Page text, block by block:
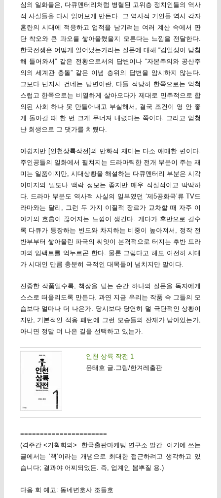
심의 일화들은, 다큐멘터리처럼 병렬된 고위층 정치인들의 역사
적 사실들을 다시 읽어보게 만든다. 그 역사적 거인들 역시 각자
혼란의 시대에 적응하고 업적을 남기려는 여러 계산 속에서 판
단 착오와 큰 과오를 쌓아올렸을지 모른다는 느낌을 전달한다.
한국전쟁은 어떻게 일어났는가라는 질문에 대해 “김일성이 남침
해 들어와서” 같은 전황으로서의 답변이나 “자본주의와 공산주
의의 세계관 충돌” 같은 이념 층위의 답변을 암시하지 않는다.
그보다 넌지시 건네는 답변이란, 다들 적당히 한쪽으로는 억척
스럽고 한쪽으로는 비열하게 살아오다가 제대로 민주적으로 합
의된 사회 하나 못 만들어내고 부실해서, 결국 조건이 영 안 좋
게 돌아갈 때 한 번 크게 무너져 내렸다는 쪽이다. 그리고 엄청
난 희생으로 그 댓가를 치뤘다.
아쉽지만 [인천상륙작전]의 만화적 재미는 다소 애매한 편이다.
주인공들의 일화에서 펼쳐지는 드라마틱한 전개 부분이 주는 재
미는 일품이지만, 시대상황을 해설하는 다큐멘터리 부분은 시각
이미지의 밀도나 맥락 정보는 좋지만 매우 직설적이고 딱딱하
다. 드라마 부분도 역사적 사실의 일부였던 ‘제5공화국’류 TV드
라마와는 달리, 그런 두 가지 이질적 장르가 교차할 때 자주 이
야기의 호흡이 끊어지는 느낌이 생긴다. 게다가 후반으로 갈수
록 다큐가 등장하는 빈도와 차지하는 비중이 높아져서, 정작 전
반부부터 쌓아올린 파국의 씨앗이 본격적으로 터지는 후반 드라
마의 임팩트를 억누르곤 한다. 물론 그렇다고 해도 여전히 시대
가 시대인 만큼 충분히 극적인 대목들이 넘치지만 말이다.
진중한 작품일수록, 책장을 덮는 순간 하나의 질문을 독자에게
스스로 떠올리도록 만든다. 과연 지금 우리는 작품 속 그들의 모
습보다 얼마나 더 나은가. 당시보다 당연히 덜 극단적인 상황이
지만, 기본적인 적응 패턴에 그런 모습들의 잔재가 남아있는가,
아니면 정말 더 나은 길을 선택하고 있는가.
인천 상륙 작전 1
윤태호 글.그림/한겨레출판
======================
(격주간 <기획회의>. 한국출판마케팅 연구소 발간. 여기에 쓰는
글에서는 ‘책’이라는 개념으로 최대한 접근하려고 생각하고 있
습니다; 결과야 어찌되었든. 즉, 업계인 뽐뿌질 용.)
다음 회 예고: 동네변호사 조들호